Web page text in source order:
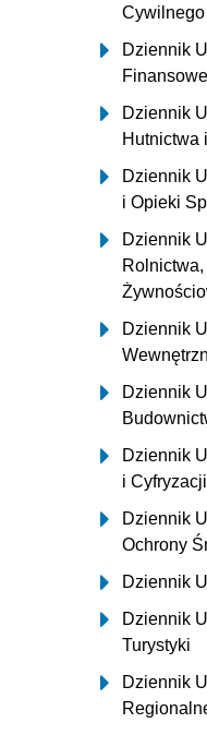
Cywilnego
Dziennik
Dziennik
Hutnictwa
Dziennik
i Opieki
Dziennik
Dziennik
Dziennik
Dziennik
i Cyfryzacji
Dziennik
Ochrony
Dziennik
Dziennik
Turystyki
Dziennik